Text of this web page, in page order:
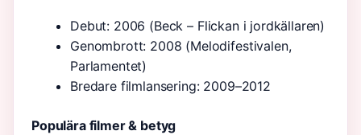
Debut: 2006 (Beck – Flickan i jordkällaren)
Genombrott: 2008 (Melodifestivalen,
Parlamentet)
Bredare filmlansering: 2009–2012
Populära filmer & betyg